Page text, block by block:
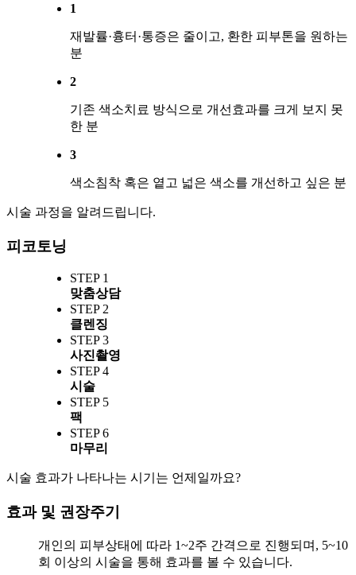
1
재발률·흉터·통증은 줄이고, 환한 피부톤을 원하는
분
2
기존 색소치료 방식으로 개선효과를 크게 보지 못
한 분
3
색소침착 혹은 옅고 넓은 색소를 개선하고 싶은 분
시술 과정을 알려드립니다.
피코토닝
STEP 1
맞춤상담
STEP 2
클렌징
STEP 3
사진촬영
STEP 4
시술
STEP 5
팩
STEP 6
마무리
시술 효과가 나타나는 시기는 언제일까요?
효과 및 권장주기
개인의 피부상태에 따라 1~2주 간격으로 진행되며, 5~10
회 이상의 시술을 통해 효과를 볼 수 있습니다.